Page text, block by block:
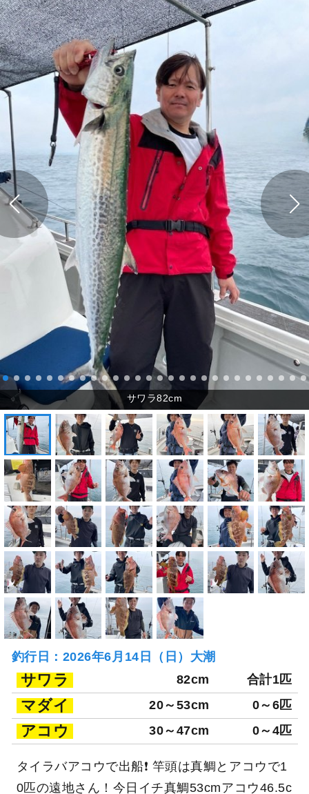
釣行日：2026年6月14日（日）大潮
サワラ 82cm 合計1匹
マダイ 20～53cm 0～6匹
アコウ 30～47cm 0～4匹
タイラバアコウで出船❗️ 竿頭は真鯛とアコウで1
0匹の遠地さん！今日イチ真鯛53cmアコウ46.5c